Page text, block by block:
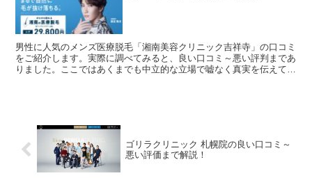
男性に人気のメンズ医療脱毛「湘南美容クリニック吉祥寺」の口コミ
をご紹介します。実際に調べてみると、良い口コミ～悪い評判まであ
りました。ここではあくまでも中立的な立場で嘘なく真実を伝えてい
ゴリラクリニック 札幌院の良い口コミ～
悪い評価まで解説！